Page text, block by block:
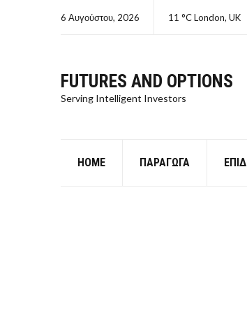
6 Αυγούστου, 2026 11 °C London, UK
FUTURES AND OPTIONS
Serving Intelligent Investors
HOME ΠΑΡΆΓΩΓΑ